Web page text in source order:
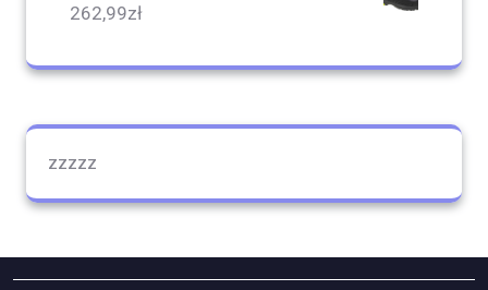
262,99zł
zzzzz